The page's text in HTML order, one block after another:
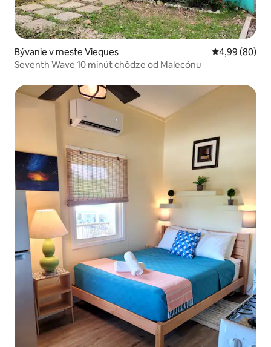
Bývanie v meste Vieques Priemerné
4,99 (80)
Seventh Wave 10 minút chôdze od Malecónu